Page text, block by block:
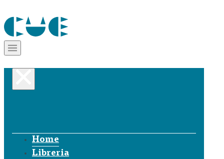
Home
Libreria